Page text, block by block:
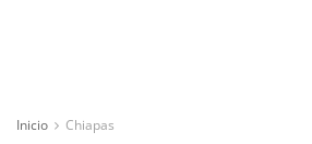
Inicio Chiapas